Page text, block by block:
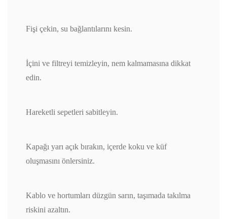
Fişi çekin, su bağlantılarını kesin.
İçini ve filtreyi temizleyin, nem kalmamasına dikkat
edin.
Hareketli sepetleri sabitleyin.
Kapağı yarı açık bırakın, içerde koku ve küf
oluşmasını önlersiniz.
Kablo ve hortumları düzgün sarın, taşımada takılma
riskini azaltın.